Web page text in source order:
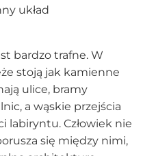
układ
bardzo trafne. W
stoją jak kamienne
ulice, bramy
a wąskie przejścia
labiryntu. Człowiek nie
się między nimi,